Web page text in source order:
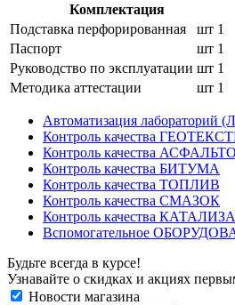
Комплектация
Подставка перфорированная
шт 1
Паспорт
шт 1
Руководство по эксплуатации шт 1
Методика аттестации
шт 1
Автоматизация лабораторий
Контроль качества
Контроль качества
Контроль качества БИТУМА
Контроль качества ТОПЛИВ
Контроль качества СМАЗОК
Контроль качества
Вспомогательное
Будьте всегда в курсе!
Узнавайте о скидках и акциях
Новости магазина